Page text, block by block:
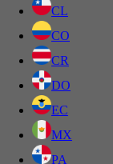
CL
CO
CR
DO
EC
MX
PA